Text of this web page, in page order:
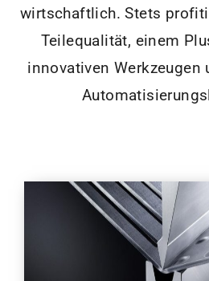
wirtschaftlich. Stets
Teilequalität, einem
innovativen Werkzeugen